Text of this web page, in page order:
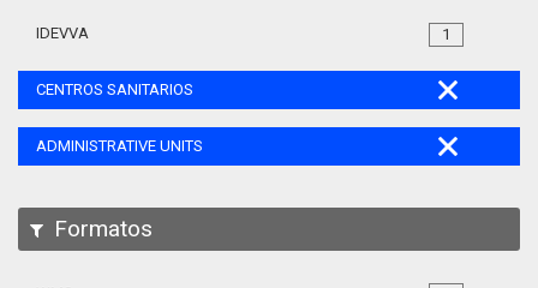
1
IDEVVA
CENTROS SANITARIOS
ADMINISTRATIVE UNITS
Formatos